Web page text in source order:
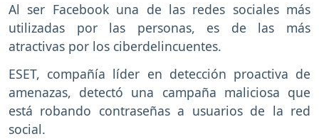
Al ser Facebook una de las redes sociales más
utilizadas por las personas, es de las más
atractivas por los ciberdelincuentes.
ESET, compañía líder en detección proactiva de
amenazas, detectó una campaña maliciosa que
está robando contraseñas a usuarios de la red
social.